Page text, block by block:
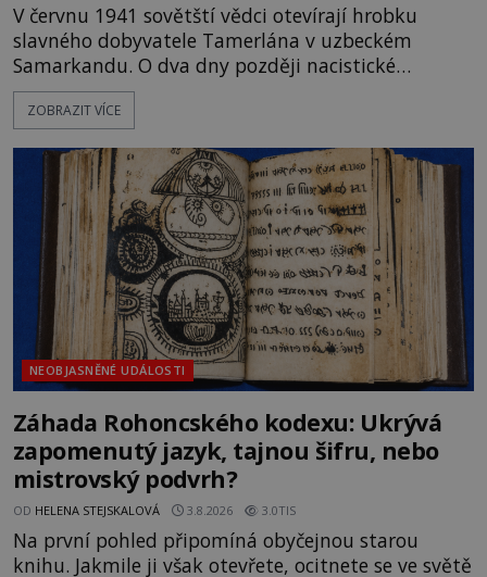
V červnu 1941 sovětští vědci otevírají hrobku
slavného dobyvatele Tamerlána v uzbeckém
Samarkandu. O dva dny později nacistické
Německo zahajuje operaci Barbarossa a napadá
Sovětský svaz. Shoda dat je natolik zarážející, že se
na legendě něco pravdy, nebo jde jen o fascinující
souhru okolností? Když antropolog Michail
Gerasimov (1907-1970) a
ZOBRAZIT VÍCE
NEOBJASNĚNÉ UDÁLOSTI
Záhada Rohoncského kodexu: Ukrývá
zapomenutý jazyk, tajnou šifru, nebo
mistrovský podvrh?
OD HELENA STEJSKALOVÁ 3.8.2026 3.0TIS
Na první pohled připomíná obyčejnou starou
knihu. Jakmile ji však otevřete, ocitnete se ve světě